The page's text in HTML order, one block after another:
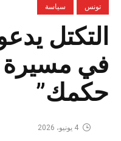
تونس سياسة
التكتل
في
حكمك”
4 يونيو، 2026